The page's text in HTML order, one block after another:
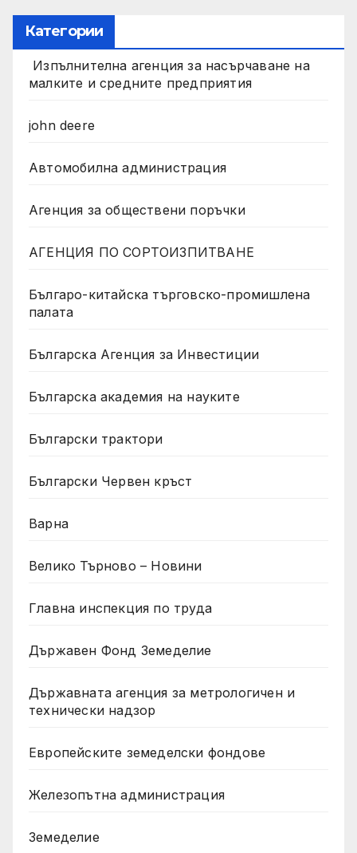
Категории
Изпълнителна агенция за насърчаване на
малките и средните предприятия
john deere
Автомобилна администрация
Агенция за обществени поръчки
АГЕНЦИЯ ПО СОРТОИЗПИТВАНЕ
Българо-китайска търговско-промишлена
палата
Българска Агенция за Инвестиции
Българска академия на науките
Български трактори
Български Червен кръст
Варна
Велико Търново – Новини
Главна инспекция по труда
Държавен Фонд Земеделие
Държавната агенция за метрологичен и
технически надзор
Европейските земеделски фондове
Железопътна администрация
Земеделие